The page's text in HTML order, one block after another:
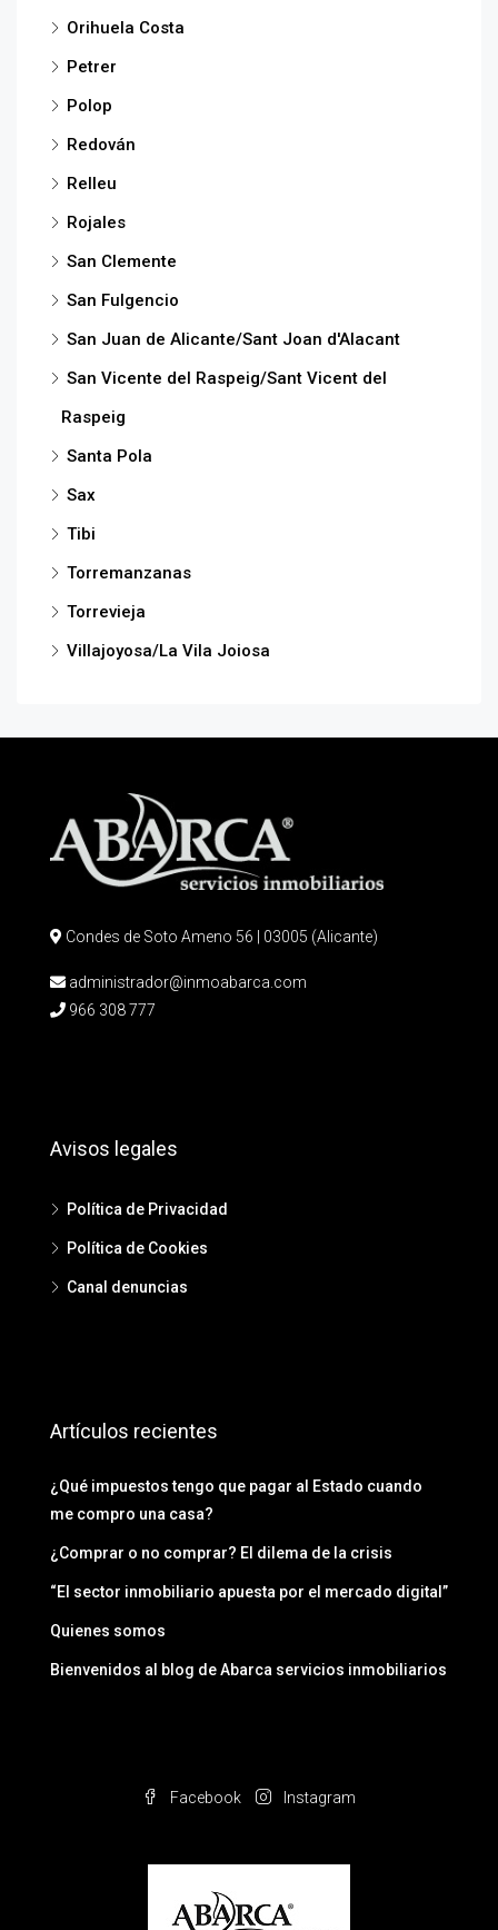
Orihuela Costa
Petrer
Polop
Redován
Relleu
Rojales
San Clemente
San Fulgencio
San Juan de Alicante/Sant Joan d'Alacant
San Vicente del Raspeig/Sant Vicent del
Raspeig
Santa Pola
Sax
Tibi
Torremanzanas
Torrevieja
Villajoyosa/La Vila Joiosa
Condes de Soto Ameno 56 | 03005 (Alicante)
administrador@inmoabarca.com
966 308 777
Avisos legales
Política de Privacidad
Política de Cookies
Canal denuncias
Artículos recientes
¿Qué impuestos tengo que pagar al Estado cuando
me compro una casa?
¿Comprar o no comprar? El dilema de la crisis
“El sector inmobiliario apuesta por el mercado digital”
Quienes somos
Bienvenidos al blog de Abarca servicios inmobiliarios
Facebook Instagram